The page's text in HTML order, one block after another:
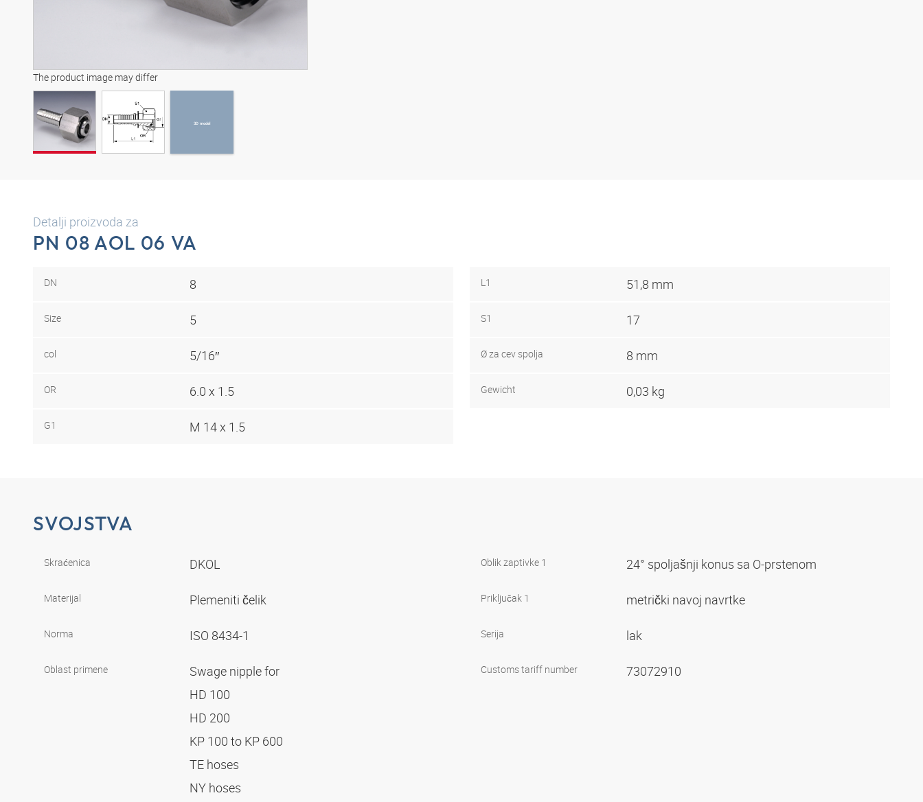
The product image may differ
3D model
Detalji proizvoda za
PN 08 AOL 06 VA
DN 8
Size 5
col 5/16″
OR 6.0 x 1.5
G1 M 14 x 1.5
L1 51,8 mm
S1 17
Ø za cev spolja 8 mm
Gewicht 0,03 kg
SVOJSTVA
Skraćenica DKOL
Materijal Plemeniti čelik
Norma ISO 8434-1
Oblast primene
Swage nipple for
HD 100
HD 200
KP 100 to KP 600
TE hoses
NY hoses
Oblik zaptivke 1 24° spoljašnji konus sa O-prstenom
Priključak 1 metrički navoj navrtke
Serija lak
Customs tariff number 73072910